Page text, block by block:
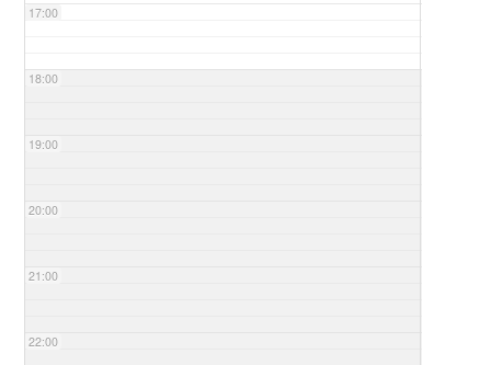
17:00
18:00
19:00
20:00
21:00
22:00